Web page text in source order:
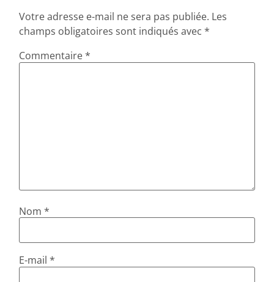
Votre adresse e-mail ne sera pas publiée. Les
champs obligatoires sont indiqués avec*
Commentaire*
Nom*
E-mail*